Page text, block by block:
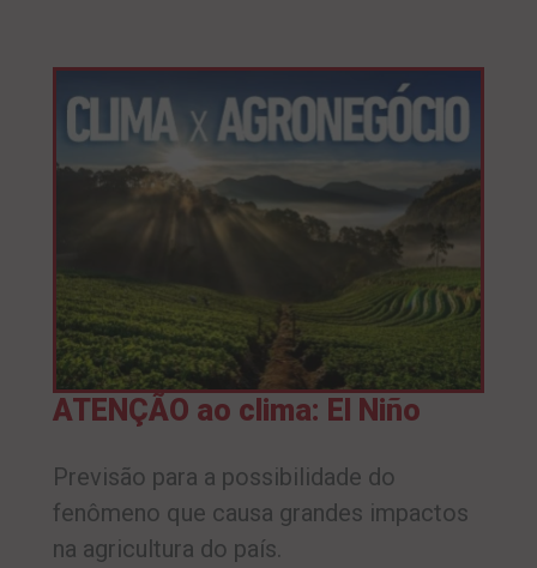
ATENÇÃO ao clima: El Niño
Previsão para a possibilidade do
fenômeno que causa grandes impactos
na agricultura do país.